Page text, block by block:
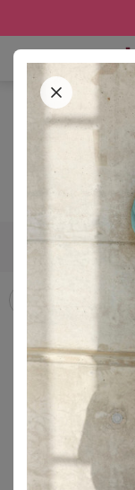
STARTSEITE
GRÖSSE 42